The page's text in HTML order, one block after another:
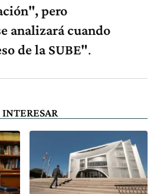
pero
analizará cuando
de la SUBE".